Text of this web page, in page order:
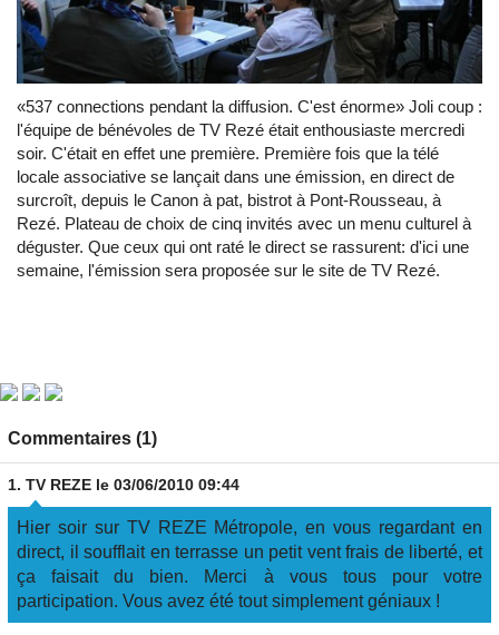
«537 connections pendant la diffusion. C'est énorme» Joli coup :
l'équipe de bénévoles de TV Rezé était enthousiaste mercredi
soir. C'était en effet une première. Première fois que la télé
locale associative se lançait dans une émission, en direct de
surcroît, depuis le Canon à pat, bistrot à Pont-Rousseau, à
Rezé. Plateau de choix de cinq invités avec un menu culturel à
déguster. Que ceux qui ont raté le direct se rassurent: d'ici une
semaine, l'émission sera proposée sur le site de TV Rezé.
Commentaires (1)
1. TV REZE le 03/06/2010 09:44
Hier soir sur TV REZE Métropole, en vous regardant en
direct, il soufflait en terrasse un petit vent frais de liberté, et
ça faisait du bien. Merci à vous tous pour votre
participation. Vous avez été tout simplement géniaux !